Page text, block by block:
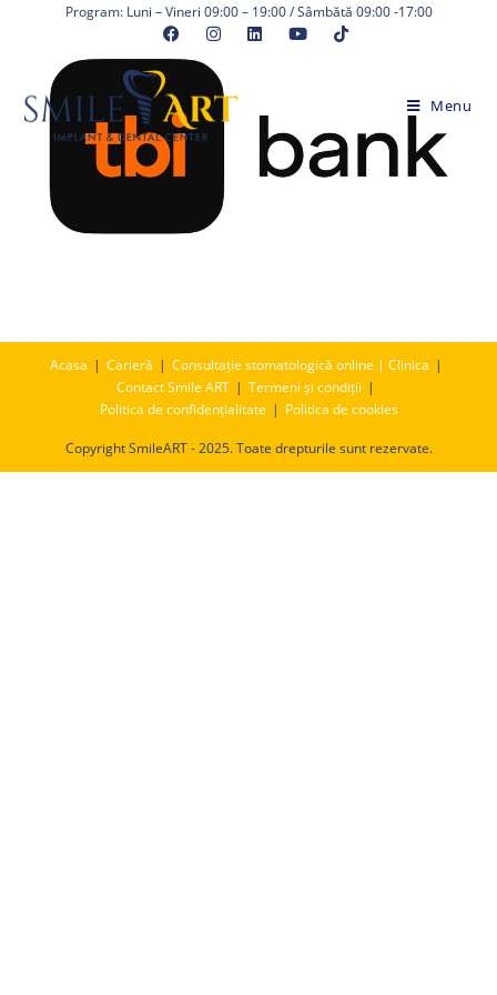
Program: Luni – Vineri 09:00 – 19:00 / Sâmbătă 09:00 -17:00
Menu
Acasa Carieră
Consultație stomatologică online | Clinica
Contact Smile ART
Termeni și condiții
Politica de confidențialitate
Politica de cookies
Copyright SmileART - 2025. Toate drepturile sunt rezervate.